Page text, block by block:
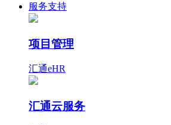
服务支持
项目管理
汇通eHR
汇通云服务